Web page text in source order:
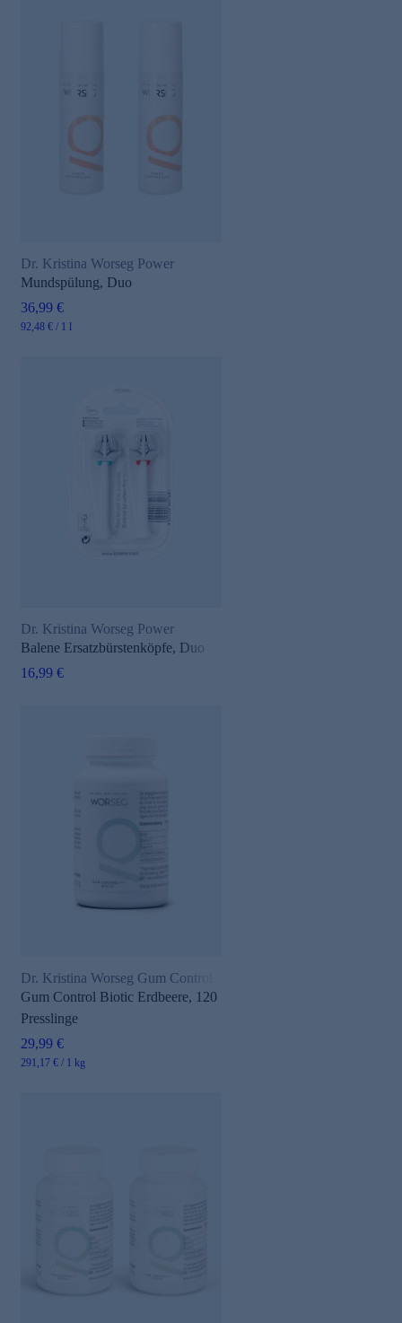
Dr. Kristina Worseg Power
Mundspülung, Duo
36,99 €
92,48 € / 1 l
Dr. Kristina Worseg Power
Balene Ersatzbürstenköpfe, Duo
16,99 €
Dr. Kristina Worseg Gum Control
Gum Control Biotic Erdbeere, 120
Presslinge
29,99 €
291,17 € / 1 kg